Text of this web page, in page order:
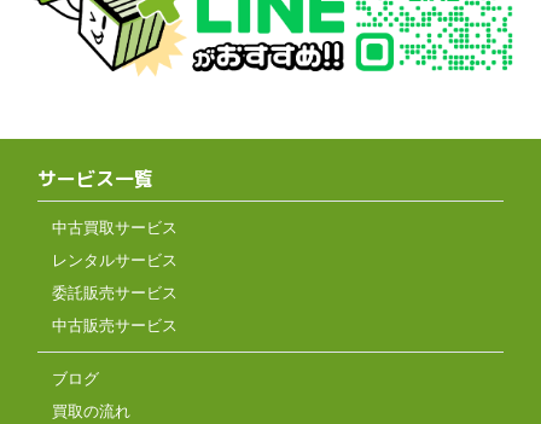
サービス一覧
中古買取サービス
レンタルサービス
委託販売サービス
中古販売サービス
ブログ
買取の流れ